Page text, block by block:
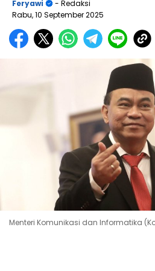
Feryawi
- Redaksi
Rabu, 10 September 2025
Menteri Komunikasi dan Informatika